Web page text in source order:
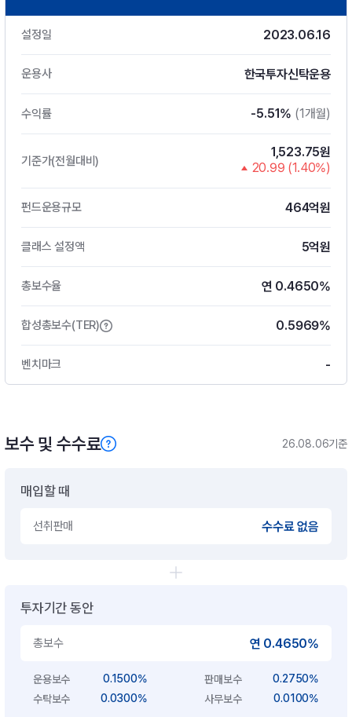
설정일 2023.06.16
운용사 한국투자신탁운용
수익률 -5.51% (1개월)
기준가(전월대비)
1,523.75원
20.99 (1.40%)
펀드운용규모 464억원
클래스 설정액 5억원
총보수율 연 0.4650%
합성총보수(TER) 0.5969%
벤치마크 -
보수 및 수수료 26.08.06기준
매입할 때
선취판매 수수료 없음
투자기간 동안
총보수 연 0.4650%
운용보수 0.1500% 판매보수
0.2750%
수탁보수
0.0300% 사무보수 0.0100%